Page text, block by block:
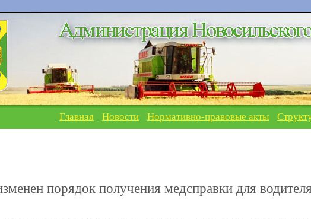
Главная Новости Нормативно-правовые акты
порядок получения медсправки для водителя